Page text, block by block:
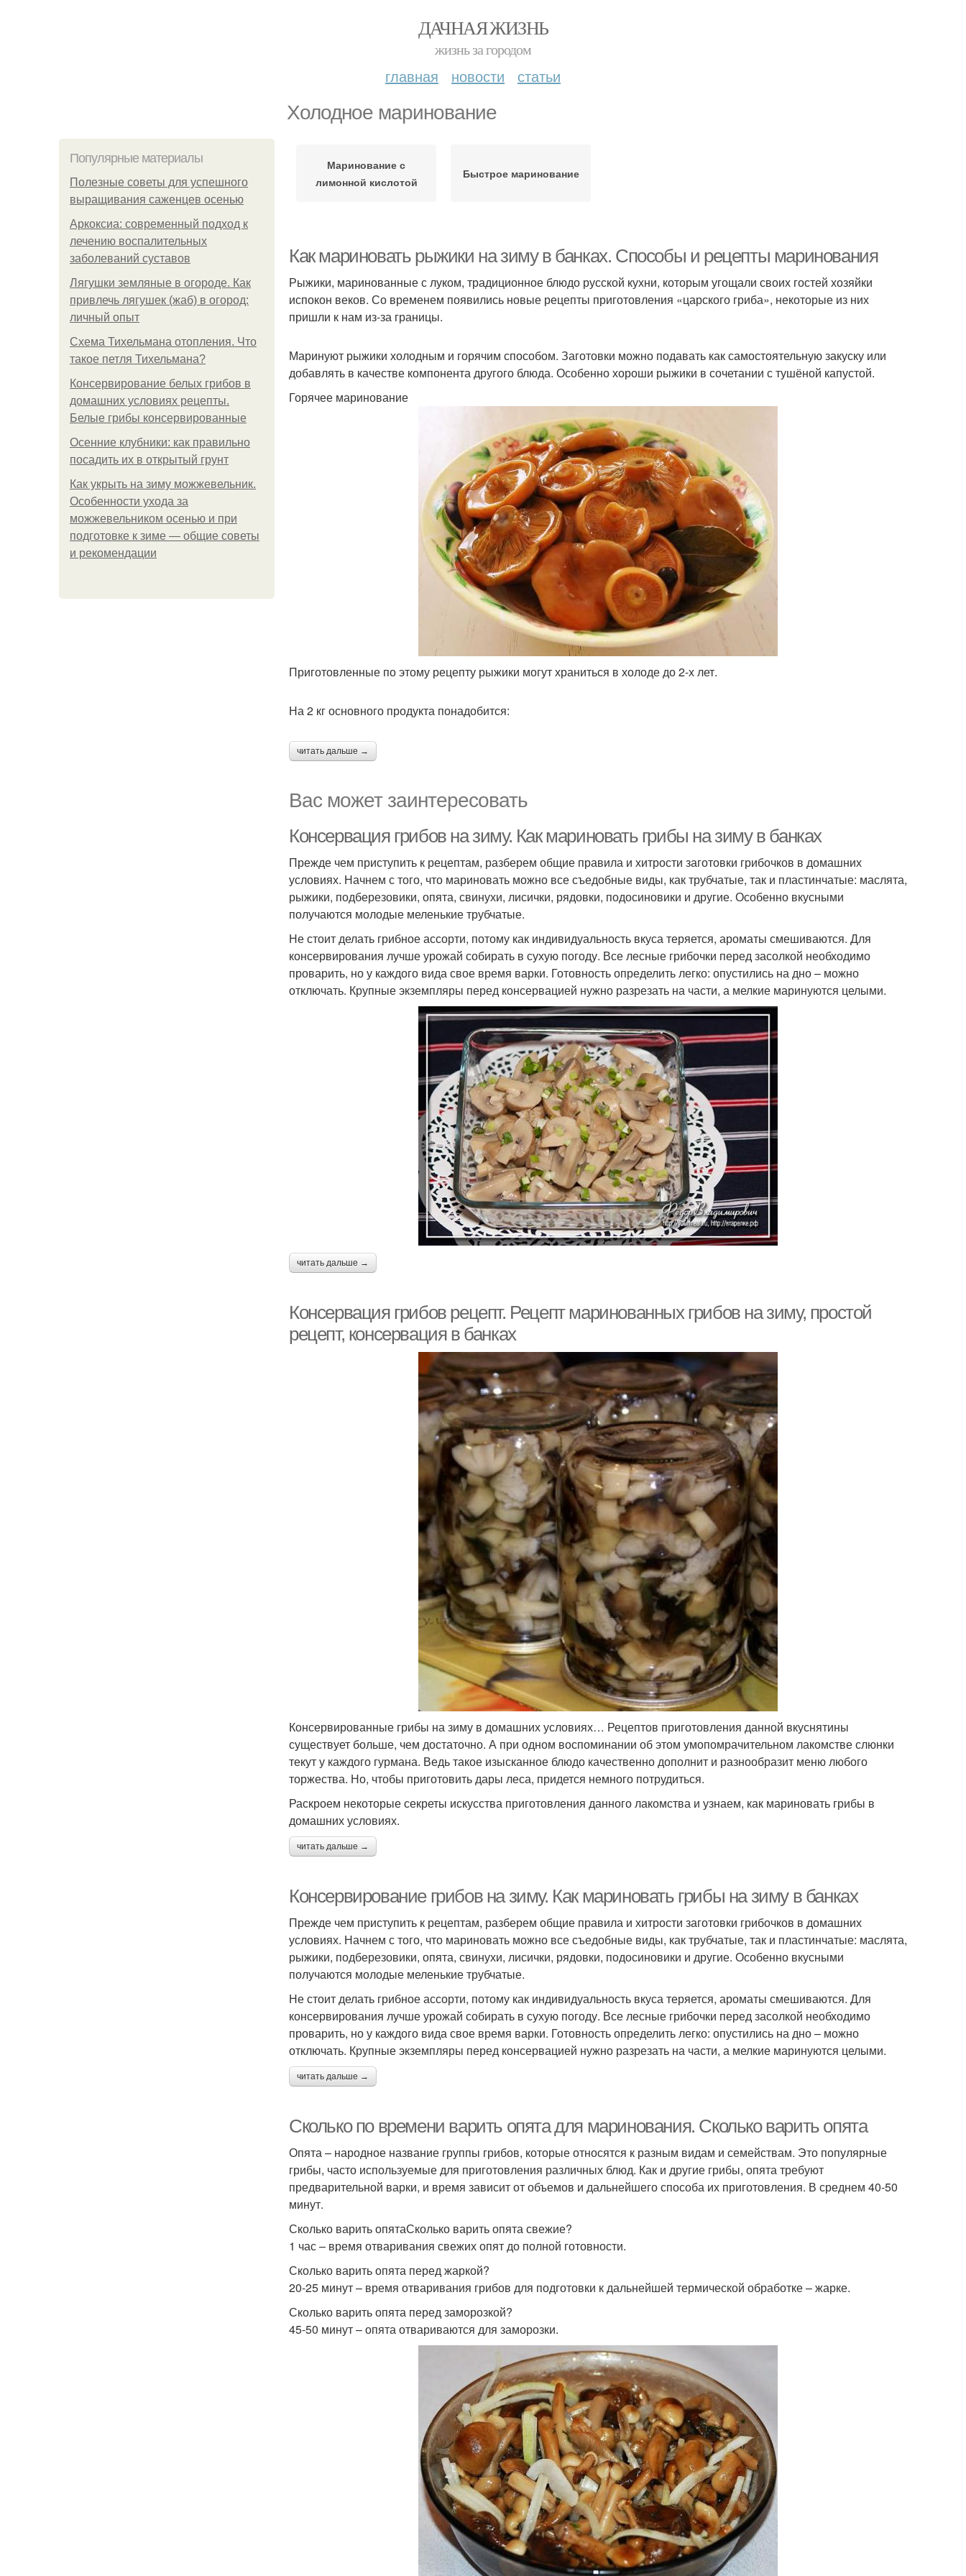
ДАЧНАЯ ЖИЗНЬ
жизнь за городом
главная новости статьи
Холодное маринование
Популярные материалы
Полезные советы для успешного
выращивания саженцев осенью
Аркоксиа: современный подход к
лечению воспалительных
заболеваний суставов
Лягушки земляные в огороде. Как
привлечь лягушек (жаб) в огород:
личный опыт
Схема Тихельмана отопления. Что
такое петля Тихельмана?
Консервирование белых грибов в
домашних условиях рецепты.
Белые грибы консервированные
Осенние клубники: как правильно
посадить их в открытый грунт
Как укрыть на зиму можжевельник.
Особенности ухода за
можжевельником осенью и при
подготовке к зиме — общие советы
и рекомендации
Маринование с
лимонной кислотой
Быстрое маринование
Как мариновать рыжики на зиму в банках. Способы и рецепты маринования
Рыжики, маринованные с луком, традиционное блюдо русской кухни, которым угощали своих гостей хозяйки
испокон веков. Со временем появились новые рецепты приготовления «царского гриба», некоторые из них
пришли к нам из-за границы.
Маринуют рыжики холодным и горячим способом. Заготовки можно подавать как самостоятельную закуску или
добавлять в качестве компонента другого блюда. Особенно хороши рыжики в сочетании с тушёной капустой.
Горячее маринование
Приготовленные по этому рецепту рыжики могут храниться в холоде до 2-х лет.
На 2 кг основного продукта понадобится:
читать дальше →
Вас может заинтересовать
Консервация грибов на зиму. Как мариновать грибы на зиму в банках
Прежде чем приступить к рецептам, разберем общие правила и хитрости заготовки грибочков в домашних
условиях. Начнем с того, что мариновать можно все съедобные виды, как трубчатые, так и пластинчатые: маслята,
рыжики, подберезовики, опята, свинухи, лисички, рядовки, подосиновики и другие. Особенно вкусными
получаются молодые меленькие трубчатые.
Не стоит делать грибное ассорти, потому как индивидуальность вкуса теряется, ароматы смешиваются. Для
консервирования лучше урожай собирать в сухую погоду. Все лесные грибочки перед засолкой необходимо
проварить, но у каждого вида свое время варки. Готовность определить легко: опустились на дно – можно
отключать. Крупные экземпляры перед консервацией нужно разрезать на части, а мелкие маринуются целыми.
читать дальше →
Консервация грибов рецепт. Рецепт маринованных грибов на зиму, простой
рецепт, консервация в банках
Консервированные грибы на зиму в домашних условиях… Рецептов приготовления данной вкуснятины
существует больше, чем достаточно. А при одном воспоминании об этом умопомрачительном лакомстве слюнки
текут у каждого гурмана. Ведь такое изысканное блюдо качественно дополнит и разнообразит меню любого
торжества. Но, чтобы приготовить дары леса, придется немного потрудиться.
Раскроем некоторые секреты искусства приготовления данного лакомства и узнаем, как мариновать грибы в
домашних условиях.
читать дальше →
Консервирование грибов на зиму. Как мариновать грибы на зиму в банках
Прежде чем приступить к рецептам, разберем общие правила и хитрости заготовки грибочков в домашних
условиях. Начнем с того, что мариновать можно все съедобные виды, как трубчатые, так и пластинчатые: маслята,
рыжики, подберезовики, опята, свинухи, лисички, рядовки, подосиновики и другие. Особенно вкусными
получаются молодые меленькие трубчатые.
Не стоит делать грибное ассорти, потому как индивидуальность вкуса теряется, ароматы смешиваются. Для
консервирования лучше урожай собирать в сухую погоду. Все лесные грибочки перед засолкой необходимо
проварить, но у каждого вида свое время варки. Готовность определить легко: опустились на дно – можно
отключать. Крупные экземпляры перед консервацией нужно разрезать на части, а мелкие маринуются целыми.
читать дальше →
Сколько по времени варить опята для маринования. Сколько варить опята
Опята – народное название группы грибов, которые относятся к разным видам и семействам. Это популярные
грибы, часто используемые для приготовления различных блюд. Как и другие грибы, опята требуют
предварительной варки, и время зависит от объемов и дальнейшего способа их приготовления. В среднем 40-50
минут.
Сколько варить опятаСколько варить опята свежие?
1 час – время отваривания свежих опят до полной готовности.
Сколько варить опята перед жаркой?
20-25 минут – время отваривания грибов для подготовки к дальнейшей термической обработке – жарке.
Сколько варить опята перед заморозкой?
45-50 минут – опята отвариваются для заморозки.